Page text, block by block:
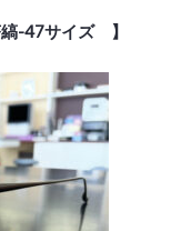
-47サイズ 】